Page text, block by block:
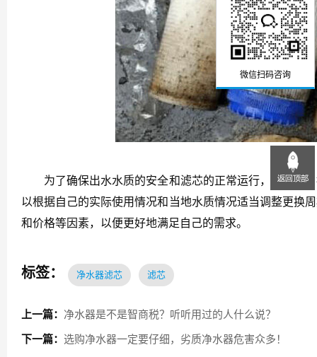
为了确保出水水质的安全和滤芯的正常运行，建议用户
以根据自己的实际使用情况和当地水质情况适当调整更换
和价格等因素，以便更好地满足自己的需求。
标签： 净水器滤芯 滤芯
上一篇： 净水器是不是智商税？听听用过的人什么说？
下一篇： 选购净水器一定要仔细，劣质净水器危害众多！
微信扫码咨询